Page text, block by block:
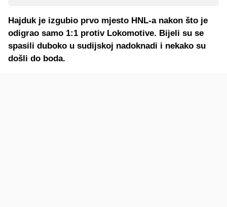
Hajduk je izgubio prvo mjesto HNL-a nakon što je
odigrao samo 1:1 protiv Lokomotive. Bijeli su se
spasili duboko u sudijskoj nadoknadi i nekako su
došli do boda.